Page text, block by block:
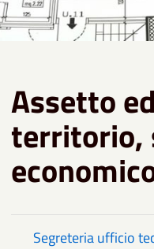
Assetto
territorio,
Segreteria ufficio